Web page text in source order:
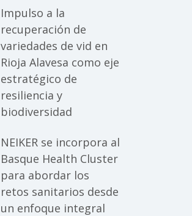
Impulso a la
recuperación de
variedades de vid en
Rioja Alavesa como eje
estratégico de
resiliencia y
biodiversidad
NEIKER se incorpora al
Basque Health Cluster
para abordar los
retos sanitarios desde
un enfoque integral